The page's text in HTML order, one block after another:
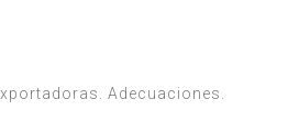
Adecuaciones.